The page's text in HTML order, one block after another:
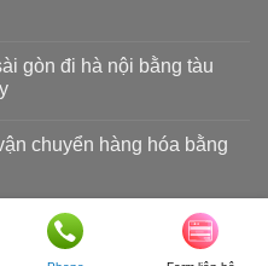
gòn đi hà nội bằng tàu
chuyển hàng hóa bằng
đường sắt Nam Long